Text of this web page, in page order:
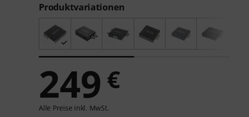
Produktvariationen
249 €
Alle Preise inkl. MwSt.